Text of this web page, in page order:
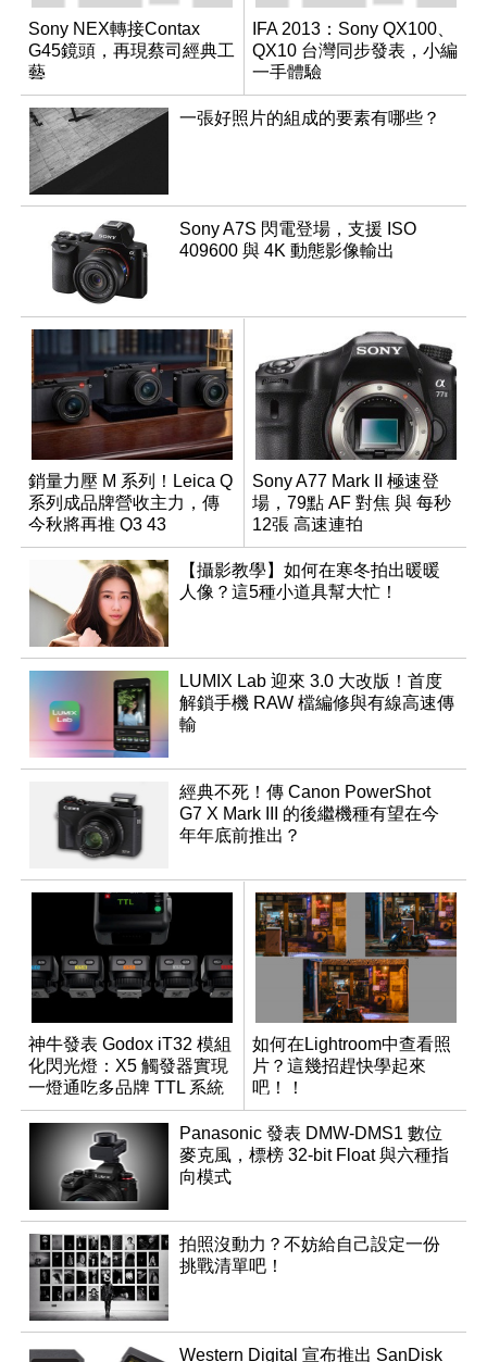
Sony NEX轉接Contax
G45鏡頭，再現蔡司經典工
藝
IFA 2013：Sony QX100、
QX10 台灣同步發表，小編
一手體驗
一張好照片的組成的要素有哪些？
Sony A7S 閃電登場，支援 ISO
409600 與 4K 動態影像輸出
銷量力壓 M 系列！Leica Q
系列成品牌營收主力，傳
今秋將再推 Q3 43
Monochrom
Sony A77 Mark II 極速登
場，79點 AF 對焦 與 每秒
12張 高速連拍
【攝影教學】如何在寒冬拍出暖暖
人像？這5種小道具幫大忙！
LUMIX Lab 迎來 3.0 大改版！首度
解鎖手機 RAW 檔編修與有線高速傳
輸
經典不死！傳 Canon PowerShot
G7 X Mark III 的後繼機種有望在今
年年底前推出？
神牛發表 Godox iT32 模組
化閃光燈：X5 觸發器實現
一燈通吃多品牌 TTL 系統
如何在Lightroom中查看照
片？這幾招趕快學起來
吧！！
Panasonic 發表 DMW-DMS1 數位
麥克風，標榜 32-bit Float 與六種指
向模式
拍照沒動力？不妨給自己設定一份
挑戰清單吧！
Western Digital 宣布推出 SanDisk